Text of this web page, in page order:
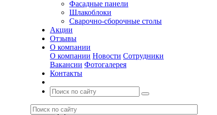
Фасадные панели
Шлакоблоки
Сварочно-сборочные столы
Акции
Отзывы
О компании
О компании Новости Сотрудники
Вакансии Фотогалерея
Контакты